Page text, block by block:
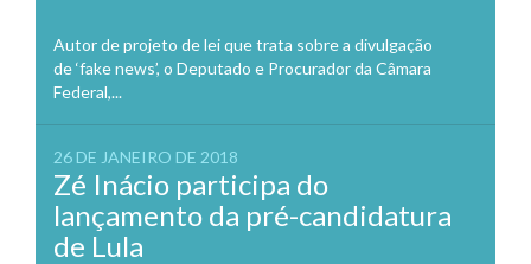
Autor de projeto de lei que trata sobre a divulgação
de ‘fake news’, o Deputado e Procurador da Câmara
Federal,...
26 DE JANEIRO DE 2018
Zé Inácio participa do
lançamento da pré-candidatura
de Lula